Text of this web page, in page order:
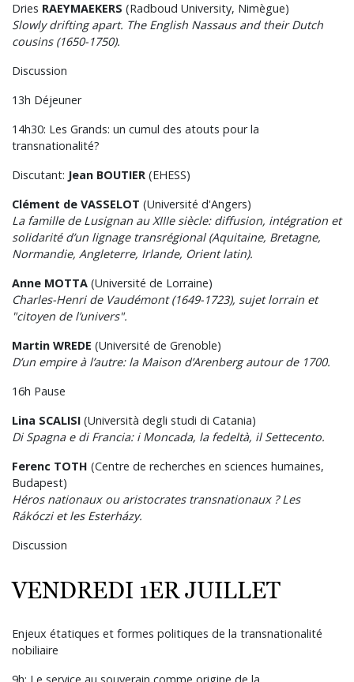
Dries RAEYMAEKERS (Radboud University, Nimègue)
Slowly drifting apart. The English Nassaus and their Dutch
cousins (1650-1750).
Discussion
13h Déjeuner
14h30: Les Grands: un cumul des atouts pour la
transnationalité?
Discutant: Jean BOUTIER (EHESS)
Clément de VASSELOT (Université d'Angers)
La famille de Lusignan au XIIIe siècle: diffusion, intégration et
solidarité d’un lignage transrégional (Aquitaine, Bretagne,
Normandie, Angleterre, Irlande, Orient latin).
Anne MOTTA (Université de Lorraine)
Charles-Henri de Vaudémont (1649-1723), sujet lorrain et
"citoyen de l’univers".
Martin WREDE (Université de Grenoble)
D’un empire à l’autre: la Maison d’Arenberg autour de 1700.
16h Pause
Lina SCALISI (Università degli studi di Catania)
Di Spagna e di Francia: i Moncada, la fedeltà, il Settecento.
Ferenc TOTH (Centre de recherches en sciences humaines,
Budapest)
Héros nationaux ou aristocrates transnationaux ? Les
Rákóczi et les Esterházy.
Discussion
VENDREDI 1ER JUILLET
Enjeux étatiques et formes politiques de la transnationalité
nobiliaire
9h: Le service au souverain comme origine de la